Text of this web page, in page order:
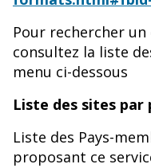
Pour rechercher
consultez la liste
menu ci-dessous
Liste des sites par
Liste des Pays-
proposant ce